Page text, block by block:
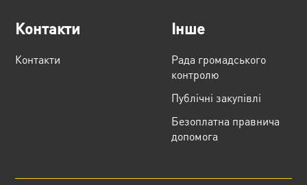
Контакти
Контакти
Інше
Рада громадського
контролю
Публічні закупівлі
Безоплатна правнича
допомога